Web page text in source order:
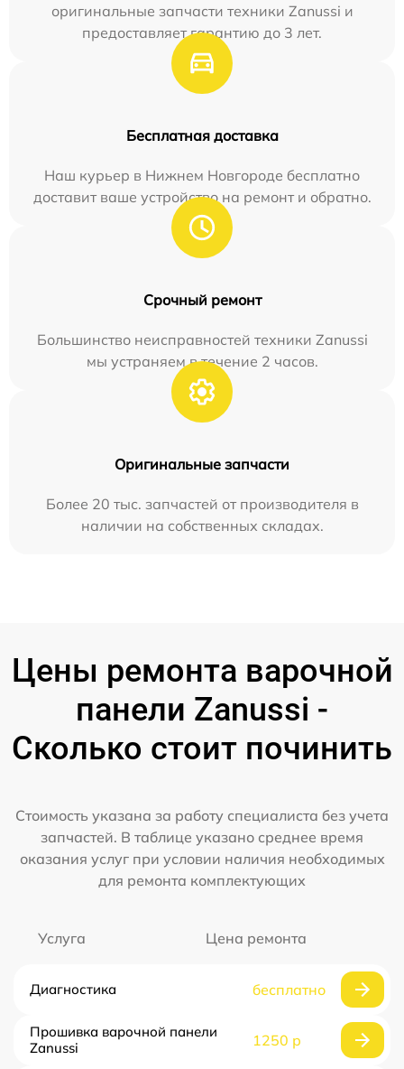
оригинальные запчасти техники Zanussi и
предоставляет гарантию до 3 лет.
Бесплатная доставка
Наш курьер в Нижнем Новгороде бесплатно
доставит ваше устройство на ремонт и обратно.
Срочный ремонт
Большинство неисправностей техники Zanussi
мы устраняем в течение 2 часов.
Оригинальные запчасти
Более 20 тыс. запчастей от производителя в
наличии на собственных складах.
Цены ремонта варочной
панели Zanussi -
Сколько стоит починить
Стоимость указана за работу специалиста без учета
запчастей. В таблице указано среднее время
оказания услуг при условии наличия необходимых
для ремонта комплектующих
Услуга Цена ремонта
Диагностика бесплатно
Прошивка варочной панели
Zanussi
1250 р